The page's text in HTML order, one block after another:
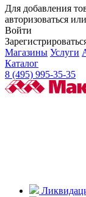
Для добавления
авторизоваться
Войти
Магазины Услуги
Каталог
8 (495) 995-35-35